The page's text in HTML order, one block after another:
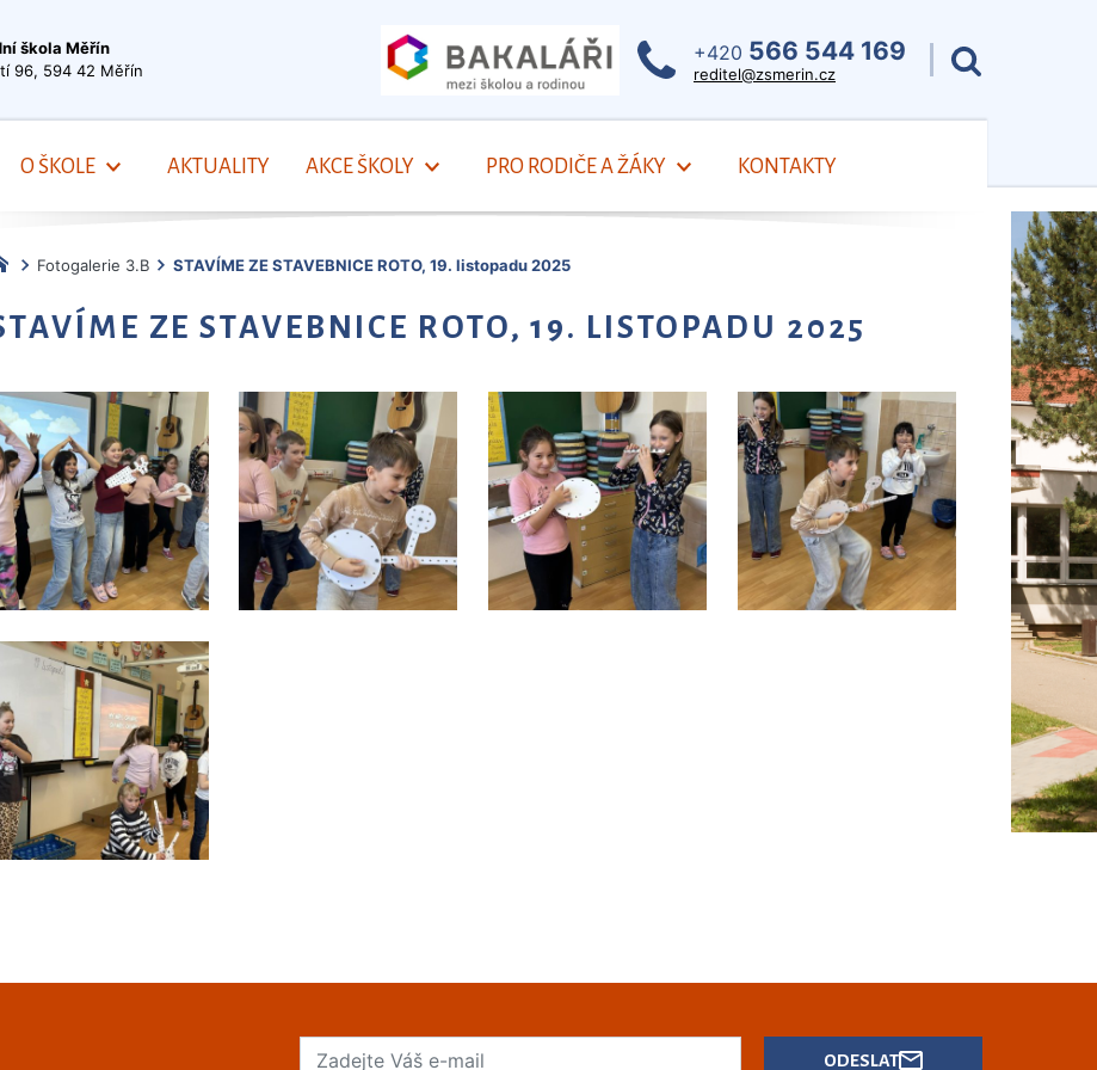
škola Měřín
96, 594 42 Měřín
+420 566 544 169
reditel@zsmerin.cz
O ŠKOLE AKTUALITY AKCE ŠKOLY PRO RODIČE A ŽÁKY KONTAKTY
Fotogalerie 3.B STAVÍME ZE STAVEBNICE ROTO, 19. listopadu 2025
ZE STAVEBNICE ROTO, 19. LISTOPADU 2025
ODESLAT